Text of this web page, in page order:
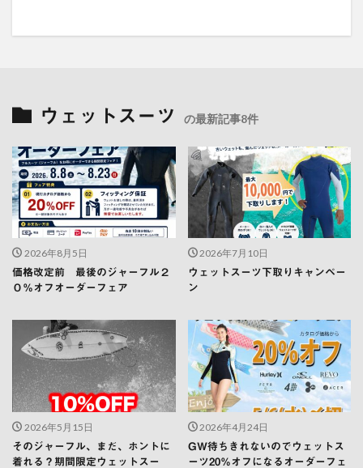
ウェットスーツ の最新記事8件
2026年8月5日
価格改定前 最後のジャーフル２
０％オフオーダーフェア
2026年7月10日
ウェットスーツ下取りキャンペー
ン
2026年5月15日
そのジャーフル、まだ、ホントに
着れる？期間限定ウェットスー
2026年4月24日
GW待ちきれないのでウェットス
ーツ20％オフになるオーダーフェ